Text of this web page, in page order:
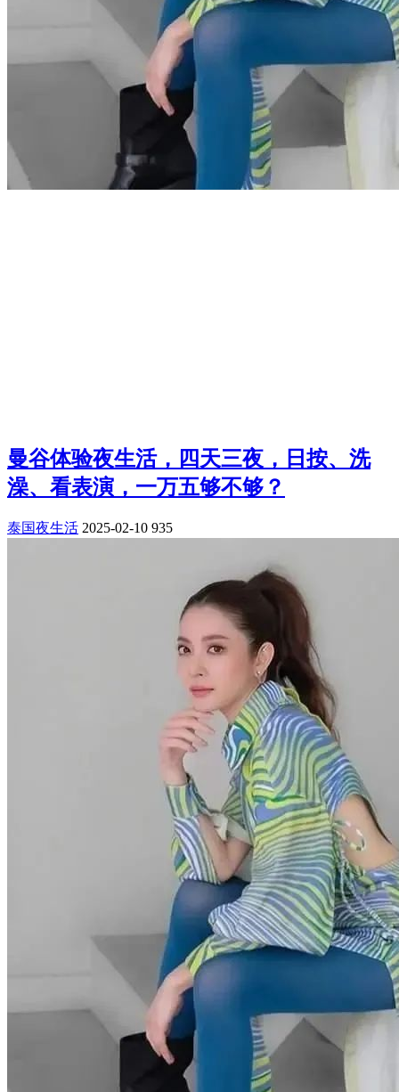
曼谷体验夜生活，四天三夜，日按、洗
澡、看表演，一万五够不够？
泰国夜生活 2025-02-10 935